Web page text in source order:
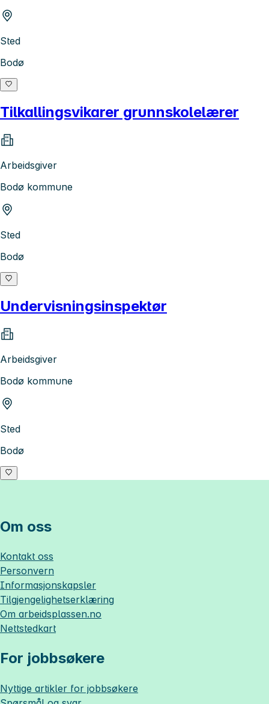
Sted
Bodø
Tilkallingsvikarer grunnskolelærer
Arbeidsgiver
Bodø kommune
Sted
Bodø
Undervisningsinspektør
Arbeidsgiver
Bodø kommune
Sted
Bodø
Om oss
Kontakt oss
Personvern
Informasjonskapsler
Tilgjengelighetserklæring
Om arbeidsplassen.no
Nettstedkart
For jobbsøkere
Nyttige artikler for jobbsøkere